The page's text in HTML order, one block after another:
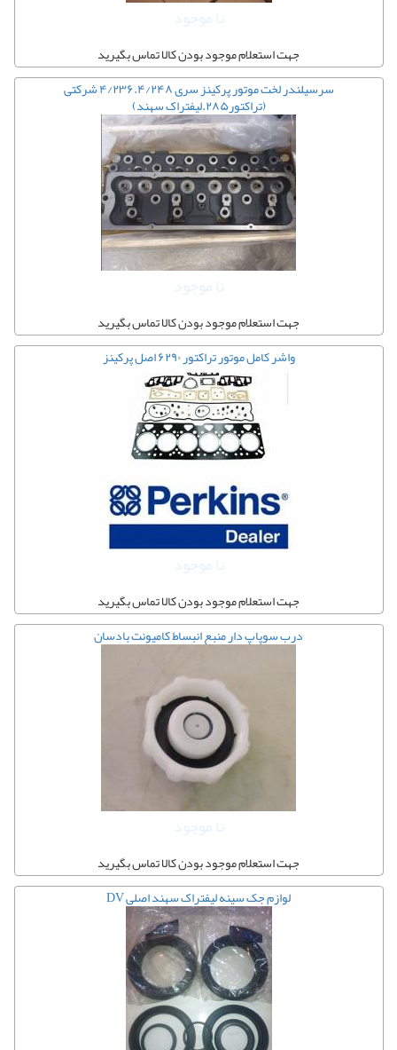
نا موجود
جهت استعلام موجود بودن کالا تماس بگیرید
سرسیلندر لخت موتور پرکینز سری ۴/۲۳۶.۴/۲۴۸ شرکتی
(تراکتور۲۸۵.لیفتراک سهند)
نا موجود
جهت استعلام موجود بودن کالا تماس بگیرید
واشر کامل موتور تراکتور ۶۲۹۰ اصل پرکینز
نا موجود
جهت استعلام موجود بودن کالا تماس بگیرید
درب سوپاپ دار منبع انبساط کامیونت بادسان
نا موجود
جهت استعلام موجود بودن کالا تماس بگیرید
لوازم جک سینه لیفتراک سهند اصلی DV